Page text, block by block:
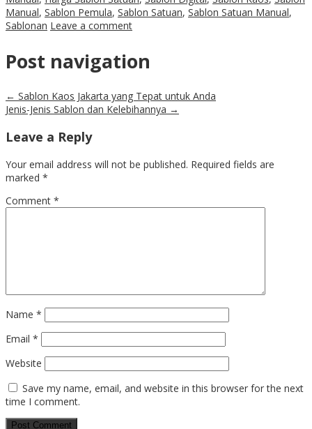
Manual, Sablon Pemula, Sablon Satuan, Sablon Satuan Manual,
Sablonan Leave a comment
Post navigation
← Sablon Kaos Jakarta yang Tepat untuk Anda
Jenis-Jenis Sablon dan Kelebihannya →
Leave a Reply
Your email address will not be published. Required fields are
marked *
Comment *
Name *
Email *
Website
Save my name, email, and website in this browser for the next
time I comment.